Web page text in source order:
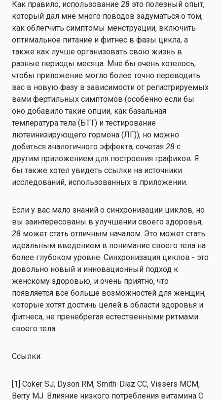
Как правило, использование 28 это полезный опыт,
который дал мне много поводов задуматься о том,
как облегчить симптомы менструации, включить
оптимальное питание и фитнес в фазы цикла, а
также как лучше организовать свою жизнь в
разные периоды месяца. Мне бы очень хотелось,
чтобы приложение могло более точно переводить
вас в новую фазу в зависимости от регистрируемых
вами фертильных симптомов (особенно если бы
оно добавило такие опции, как базальная
температура тела (БТТ) и тестирование
лютеинизирующего гормона (ЛГ)), но можно
добиться аналогичного эффекта, сочетая 28 с
другим приложением для построения графиков. Я
бы также хотел увидеть ссылки на источники
исследований, использованных в приложении.
Если у вас мало знаний о синхронизации циклов, но
вы заинтересованы в улучшении своего здоровья,
28 может стать отличным началом. Это может стать
идеальным введением в понимание своего тела на
более глубоком уровне. Синхронизация циклов - это
довольно новый и инновационный подход к
женскому здоровью, и очень приятно, что
появляется все больше возможностей для женщин,
которые хотят достичь целей в области здоровья и
фитнеса, не пренебрегая естественными ритмами
своего тела.
Ссылки:
[1] Coker SJ, Dyson RM, Smith-Díaz CC, Vissers MCM,
Berry MJ. Влияние низкого потребления витамина С